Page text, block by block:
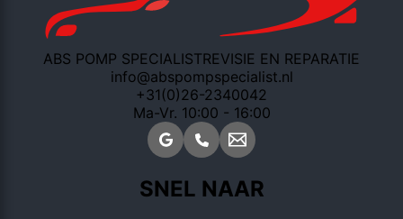
ABS POMP SPECIALISTREVISIE EN REPARATIE
info@abspompspecialist.nl
+31(0)26-2340042
Ma-Vr. 10:00 - 16:00
SNEL NAAR